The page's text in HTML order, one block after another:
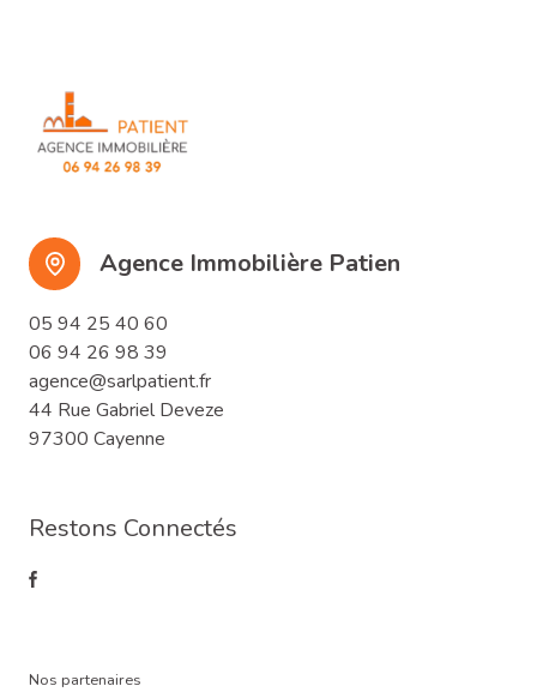
Agence Immobilière Patien
05 94 25 40 60
06 94 26 98 39
agence@sarlpatient.fr
44 Rue Gabriel Deveze
97300 Cayenne
Restons Connectés
nos partenaires